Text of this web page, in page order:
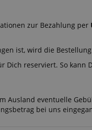
zur Bezahlung per
ist, wird die
Dich reserviert. So
Ausland eventuelle
bei uns